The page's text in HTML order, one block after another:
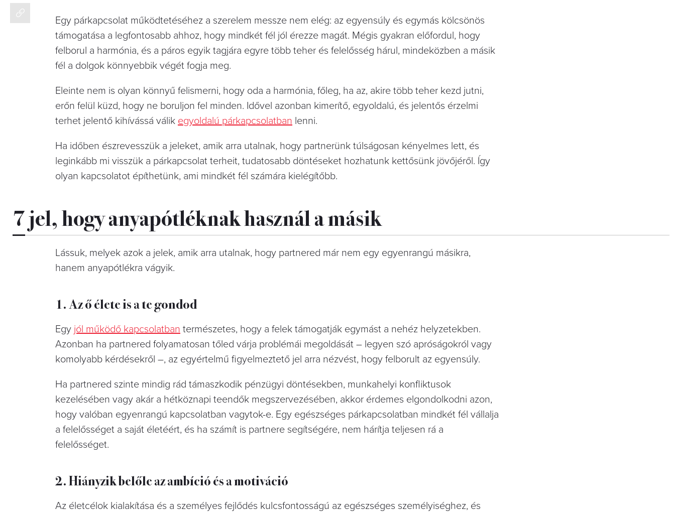
Egy párkapcsolat működtetéséhez a szerelem messze nem elég: az egyensúly és egymás kölcsönös
támogatása a legfontosabb ahhoz, hogy mindkét fél jól érezze magát. Mégis gyakran előfordul, hogy
felborul a harmónia, és a páros egyik tagjára egyre több teher és felelősség hárul, mindeközben a másik
fél a dolgok könnyebbik végét fogja meg.
Eleinte nem is olyan könnyű felismerni, hogy oda a harmónia, főleg, ha az, akire több teher kezd jutni,
erőn felül küzd, hogy ne boruljon fel minden. Idővel azonban kimerítő, egyoldalú, és jelentős érzelmi
terhet jelentő kihívássá válik egyoldalú párkapcsolatban lenni.
Ha időben észrevesszük a jeleket, amik arra utalnak, hogy partnerünk túlságosan kényelmes lett, és
leginkább mi visszük a párkapcsolat terheit, tudatosabb döntéseket hozhatunk kettősünk jövőjéről. Így
olyan kapcsolatot építhetünk, ami mindkét fél számára kielégítőbb.
7 jel, hogy anyapótléknak használ a másik
Lássuk, melyek azok a jelek, amik arra utalnak, hogy partnered már nem egy egyenrangú másikra,
hanem anyapótlékra vágyik.
1. Az ő élete is a te gondod
Egy jól működő kapcsolatban természetes, hogy a felek támogatják egymást a nehéz helyzetekben.
Azonban ha partnered folyamatosan tőled várja problémái megoldását – legyen szó apróságokról vagy
komolyabb kérdésekről –, az egyértelmű figyelmeztető jel arra nézvést, hogy felborult az egyensúly.
Ha partnered szinte mindig rád támaszkodik pénzügyi döntésekben, munkahelyi konfliktusok
kezelésében vagy akár a hétköznapi teendők megszervezésében, akkor érdemes elgondolkodni azon,
hogy valóban egyenrangú kapcsolatban vagytok-e. Egy egészséges párkapcsolatban mindkét fél vállalja
a felelősséget a saját életéért, és ha számít is partnere segítségére, nem hárítja teljesen rá a
felelősséget.
2. Hiányzik belőle az ambíció és a motiváció
Az életcélok kialakítása és a személyes fejlődés kulcsfontosságú az egészséges személyiséghez, és